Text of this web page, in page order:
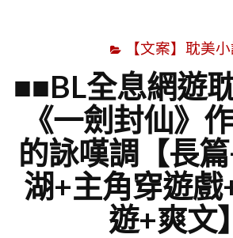
【文案】耽美
■■BL全息網遊
《一劍封仙》
的詠嘆調【長
湖+主角穿遊戲
遊+爽文】